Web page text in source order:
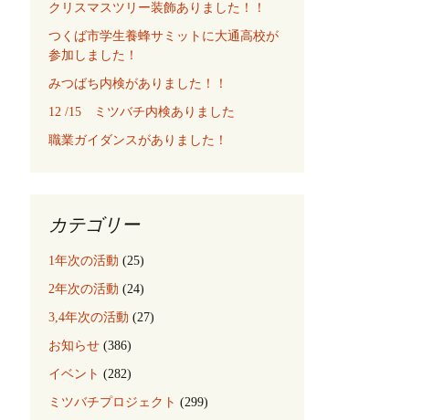
クリスマスツリー装飾ありました！！
つくば市学生養蜂サミットに大通高校が
参加しました！
みつばち内検がありました！！
12 /15 ミツバチ内検ありました
職業ガイダンスがありました！
カテゴリー
1年次の活動 (25)
2年次の活動 (24)
3,4年次の活動 (27)
お知らせ (386)
イベント (282)
ミツバチプロジェクト (299)